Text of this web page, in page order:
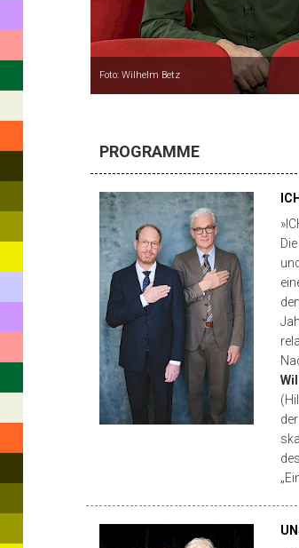
1981
die
Otto
Schule
an
den
Kammerspielen
München.
Von
1981
bis
1988
war
Nationaltheater
Foto: Wilhelm Betz
PROGRAMME